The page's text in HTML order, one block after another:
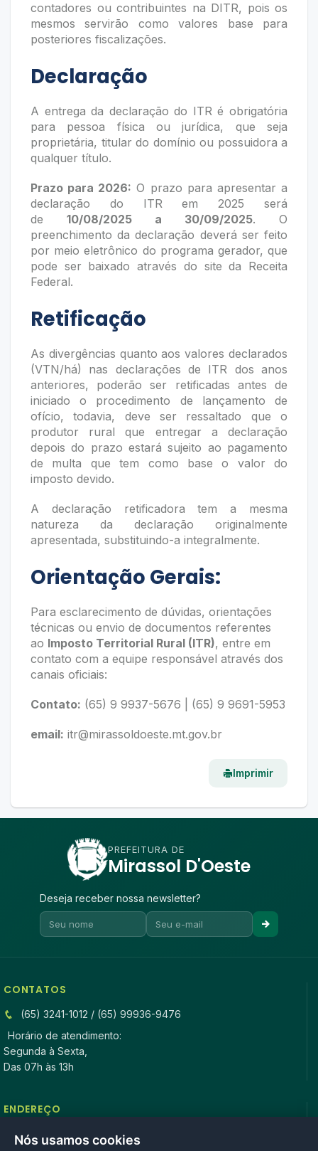
contadores ou contribuintes na DITR, pois os
mesmos servirão como valores base para
posteriores fiscalizações.
Declaração
A entrega da declaração do ITR é obrigatória
para pessoa física ou jurídica, que seja
proprietária, titular do domínio ou possuidora a
qualquer título.
Prazo para 2026: O prazo para apresentar a
declaração do ITR em 2025 será
de
10/08/2025 a 30/09/2025. O
preenchimento da declaração deverá ser feito
por meio eletrônico do programa gerador, que
pode ser baixado através do site da Receita
Federal.
Retificação
As divergências quanto aos valores declarados
(VTN/há) nas declarações de ITR dos anos
anteriores, poderão ser retificadas antes de
iniciado o procedimento de lançamento de
ofício, todavia, deve ser ressaltado que o
produtor rural que entregar a declaração
depois do prazo estará sujeito ao pagamento
de multa que tem como base o valor do
imposto devido.
A declaração retificadora tem a mesma
natureza da declaração originalmente
apresentada, substituindo-a integralmente.
Orientação Gerais:
Para esclarecimento de dúvidas, orientações
técnicas ou envio de documentos referentes
ao Imposto Territorial Rural (ITR), entre em
contato com a equipe responsável através dos
canais oficiais:
Contato: (65) 9 9937-5676 | (65) 9 9691-5953
email: itr@mirassoldoeste.mt.gov.br
Imprimir
PREFEITURA DE
Mirassol D'Oeste
Deseja receber nossa newsletter?
CONTATOS
(65) 3241-1012 / (65) 99936-9476
Horário de atendimento:
Segunda à Sexta,
Das 07h às 13h
ENDEREÇO
Rua Antonio Tavares, n° 3310, Centro CEP: 78.280-000 -
Nós usamos cookies